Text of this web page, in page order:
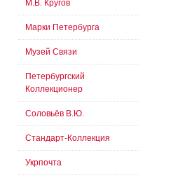
М.В. Кругов
Марки Петербурга
Музей Связи
Петербургский
Коллекционер
Соловьёв В.Ю.
Стандарт-Коллекция
Укрпочта